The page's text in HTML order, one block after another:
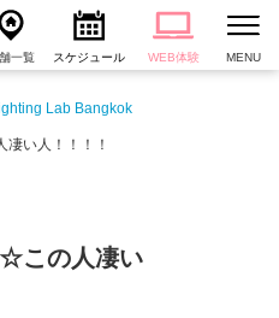
一覧 スケジュール WEB体験 MENU
Lab Bangkok
い人！！！！
この人凄い